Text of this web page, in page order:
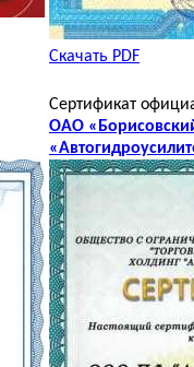
Скачать PDF
Сертификат
ОАО